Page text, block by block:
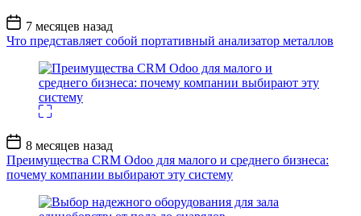
Дата
записи
7 месяцев назад
Что представляет собой портативный анализатор металлов
Дата
записи
8 месяцев назад
Преимущества CRM Odoo для малого и среднего бизнеса:
почему компании выбирают эту систему